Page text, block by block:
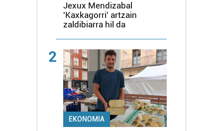
Jexux Mendizabal
'Kaxkagorri' artzain
zaldibiarra hil da
2
EKONOMIA